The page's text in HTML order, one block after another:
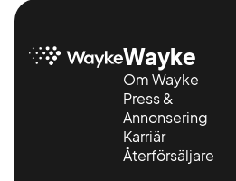
Wayke
Om Wayke
Press &
Annonsering
Karriär
Återförsäljare